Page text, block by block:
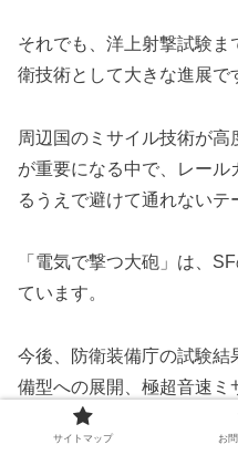
それでも、洋上射撃試験
衛技術として大きな進展で
周辺国のミサイル技術が
が重要になる中で、レール
るうえで避けて通れないテ
「電気で撃つ大砲」は、
ています。
今後、防衛装備庁の試験
備型への展開、極超音速ミ
目が集まりそうです。
サイトマップ お